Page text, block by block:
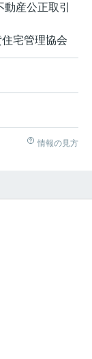
産公正取引
宅管理協会
情報の見方